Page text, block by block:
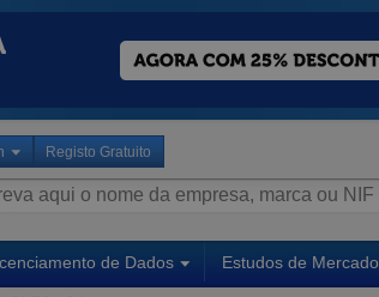
Registo Gratuito
de Dados Estudos de Mercado